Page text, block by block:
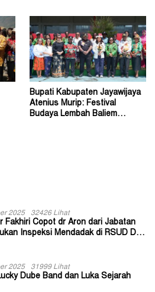
Bupati Kabupaten Jayawijaya
Atenius Murip: Festival
Budaya Lembah Baliem
2025 32426 Lihat
Fakhiri Copot dr Aron dari Jabatan
Inspeksi Mendadak di RSUD Dok
2025 31999 Lihat
Dube Band dan Luka Sejarah